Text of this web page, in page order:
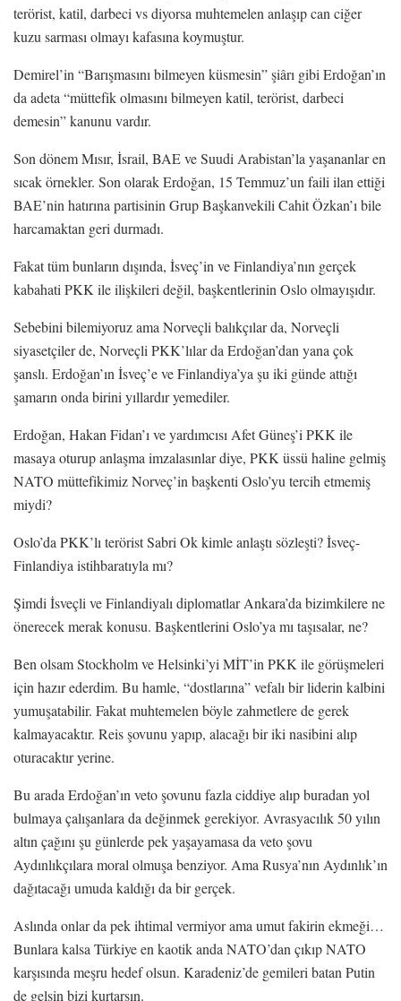
terörist, katil, darbeci vs diyorsa muhtemelen anlaşıp can ciğer
kuzu sarması olmayı kafasına koymuştur.
Demirel’in “Barışmasını bilmeyen küsmesin” şiârı gibi Erdoğan’ın
da adeta “müttefik olmasını bilmeyen katil, terörist, darbeci
demesin” kanunu vardır.
Son dönem Mısır, İsrail, BAE ve Suudi Arabistan’la yaşananlar en
sıcak örnekler. Son olarak Erdoğan, 15 Temmuz’un faili ilan ettiği
BAE’nin hatırına partisinin Grup Başkanvekili Cahit Özkan’ı bile
harcamaktan geri durmadı.
Fakat tüm bunların dışında, İsveç’in ve Finlandiya’nın gerçek
kabahati PKK ile ilişkileri değil, başkentlerinin Oslo olmayışıdır.
Sebebini bilemiyoruz ama Norveçli balıkçılar da, Norveçli
siyasetçiler de, Norveçli PKK’lılar da Erdoğan’dan yana çok
şanslı. Erdoğan’ın İsveç’e ve Finlandiya’ya şu iki günde attığı
şamarın onda birini yıllardır yemediler.
Erdoğan, Hakan Fidan’ı ve yardımcısı Afet Güneş’i PKK ile
masaya oturup anlaşma imzalasınlar diye, PKK üssü haline gelmiş
NATO müttefikimiz Norveç’in başkenti Oslo’yu tercih etmemiş
miydi?
Oslo’da PKK’lı terörist Sabri Ok kimle anlaştı sözleşti? İsveç-
Finlandiya istihbaratıyla mı?
Şimdi İsveçli ve Finlandiyalı diplomatlar Ankara’da bizimkilere ne
önerecek merak konusu. Başkentlerini Oslo’ya mı taşısalar, ne?
Ben olsam Stockholm ve Helsinki’yi MİT’in PKK ile görüşmeleri
için hazır ederdim. Bu hamle, “dostlarına” vefalı bir liderin kalbini
yumuşatabilir. Fakat muhtemelen böyle zahmetlere de gerek
kalmayacaktır. Reis şovunu yapıp, alacağı bir iki nasibini alıp
oturacaktır yerine.
Bu arada Erdoğan’ın veto şovunu fazla ciddiye alıp buradan yol
bulmaya çalışanlara da değinmek gerekiyor. Avrasyacılık 50 yılın
altın çağını şu günlerde pek yaşayamasa da veto şovu
Aydınlıkçılara moral olmuşa benziyor. Ama Rusya’nın Aydınlık’ın
dağıtacağı umuda kaldığı da bir gerçek.
Aslında onlar da pek ihtimal vermiyor ama umut fakirin ekmeği…
Bunlara kalsa Türkiye en kaotik anda NATO’dan çıkıp NATO
karşısında meşru hedef olsun. Karadeniz’de gemileri batan Putin
de gelsin bizi kurtarsın.